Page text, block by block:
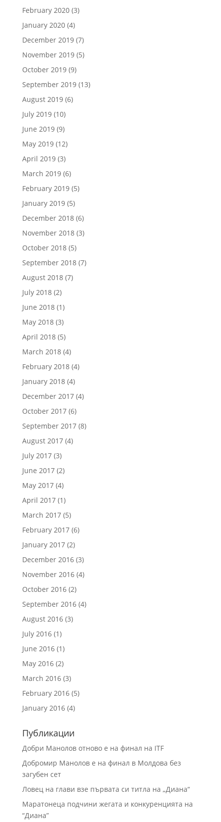
February 2020(3)
January 2020(4)
December 2019(7)
November 2019(5)
October 2019(9)
September 2019(13)
August 2019(6)
July 2019(10)
June 2019(9)
May 2019(12)
April 2019(3)
March 2019(6)
February 2019(5)
January 2019(5)
December 2018(6)
November 2018(3)
October 2018(5)
September 2018(7)
August 2018(7)
July 2018(2)
June 2018(1)
May 2018(3)
April 2018(5)
March 2018(4)
February 2018(4)
January 2018(4)
December 2017(4)
October 2017(6)
September 2017(8)
August 2017(4)
July 2017(3)
June 2017(2)
May 2017(4)
April 2017(1)
March 2017(5)
February 2017(6)
January 2017(2)
December 2016(3)
November 2016(4)
October 2016(2)
September 2016(4)
August 2016(3)
July 2016(1)
June 2016(1)
May 2016(2)
March 2016(3)
February 2016(5)
January 2016(4)
Публикации
Добри Манолов отново е на финал на ITF
Добромир Манолов е на финал в Молдова без
загубен сет
Ловец на глави взе първата си титла на „Диана“
Маратонеца подчини жегата и конкуренцията на
“Диана”